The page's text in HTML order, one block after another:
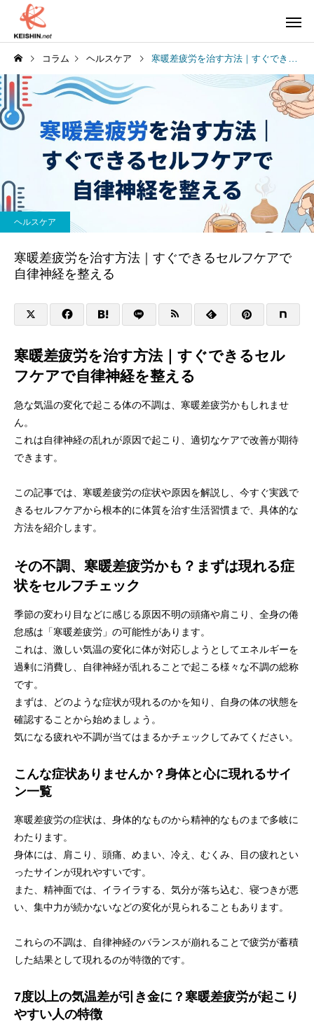
コラム ヘルスケア 寒暖差疲労を治す方法｜すぐできるセルフケアで自律神経を整える
ヘルスケア
寒暖差疲労を治す方法｜すぐできるセルフケアで
自律神経を整える
寒暖差疲労を治す方法｜すぐできるセル
フケアで自律神経を整える
急な気温の変化で起こる体の不調は、寒暖差疲労かもしれませ
ん。
これは自律神経の乱れが原因で起こり、適切なケアで改善が期待
できます。
この記事では、寒暖差疲労の症状や原因を解説し、今すぐ実践で
きるセルフケアから根本的に体質を治す生活習慣まで、具体的な
方法を紹介します。
その不調、寒暖差疲労かも？まずは現れる症
状をセルフチェック
季節の変わり目などに感じる原因不明の頭痛や肩こり、全身の倦
怠感は「寒暖差疲労」の可能性があります。
これは、激しい気温の変化に体が対応しようとしてエネルギーを
過剰に消費し、自律神経が乱れることで起こる様々な不調の総称
です。
まずは、どのような症状が現れるのかを知り、自身の体の状態を
確認することから始めましょう。
気になる疲れや不調が当てはまるかチェックしてみてください。
こんな症状ありませんか？身体と心に現れるサイ
ン一覧
寒暖差疲労の症状は、身体的なものから精神的なものまで多岐に
わたります。
身体には、肩こり、頭痛、めまい、冷え、むくみ、目の疲れとい
ったサインが現れやすいです。
また、精神面では、イライラする、気分が落ち込む、寝つきが悪
い、集中力が続かないなどの変化が見られることもあります。
これらの不調は、自律神経のバランスが崩れることで疲労が蓄積
した結果として現れるのが特徴的です。
7度以上の気温差が引き金に？寒暖差疲労が起こり
やすい人の特徴